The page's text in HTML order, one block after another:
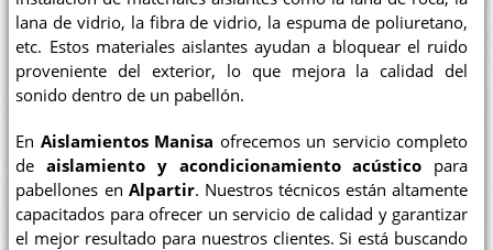
lana de vidrio, la fibra de vidrio, la espuma de poliuretano,
etc. Estos materiales aislantes ayudan a bloquear el ruido
proveniente del exterior, lo que mejora la calidad del
sonido dentro de un pabellón.
En Aislamientos Manisa ofrecemos un servicio completo
deaislamiento y acondicionamiento acústico para
pabellones en Alpartir. Nuestros técnicos están altamente
capacitados para ofrecer un servicio de calidad y garantizar
el mejor resultado para nuestros clientes. Si está buscando